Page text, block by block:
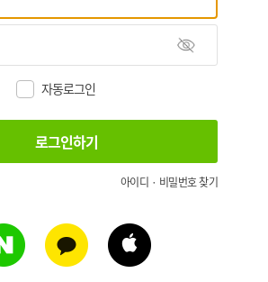
자동로그인
아이디 · 비밀번호 찾기